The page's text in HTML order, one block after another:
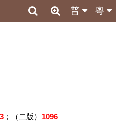
粵
普
；（二版） 1096